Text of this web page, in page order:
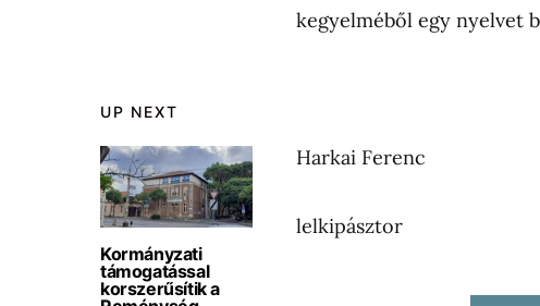
UP NEXT
Kormányzati
támogatással
korszerűsítik a
kegyelméből egy nyelvet
Harkai Ferenc
lelkipásztor